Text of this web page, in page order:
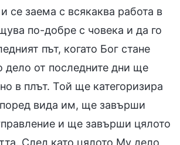
се заема с всякаква работа в
по-добре с човека и да го
път, когато Бог стане
дело от последните дни ще
в плът. Той ще категоризира
вида им, ще завърши
и ще завърши цялото
След като цялото Му дело